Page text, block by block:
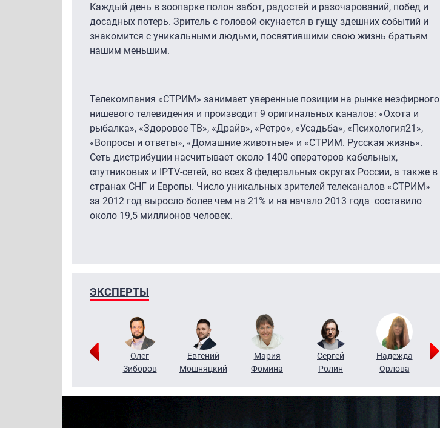
Каждый день в зоопарке полон забот, радостей и разочарований, побед и
досадных потерь. Зритель с головой окунается в гущу здешних событий и
знакомится с уникальными людьми, посвятившими свою жизнь братьям
нашим меньшим.
Телекомпания «СТРИМ» занимает уверенные позиции на рынке неэфирного
нишевого телевидения и производит 9 оригинальных каналов: «Охота и
рыбалка», «Здоровое ТВ», «Драйв», «Ретро», «Усадьба», «Психология21»,
«Вопросы и ответы», «Домашние животные» и «СТРИМ. Русская жизнь».
Сеть дистрибуции насчитывает около 1400 операторов кабельных,
спутниковых и IPTV-сетей, во всех 8 федеральных округах России, а также в
странах СНГ и Европы. Число уникальных зрителей телеканалов «СТРИМ»
за 2012 год выросло более чем на 21% и на начало 2013 года составило
около 19,5 миллионов человек.
ЭКСПЕРТЫ
Григорий
Олег
Зиборов
Евгений
Мошняцкий
Мария
Фомина
Сергей
Ролин
Надежда
Орлова